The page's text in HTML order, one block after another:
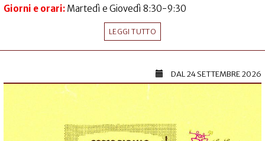
Giorni e orari: Martedì e Giovedì 8:30-9:30
LEGGI TUTTO
DAL24 SETTEMBRE 2026